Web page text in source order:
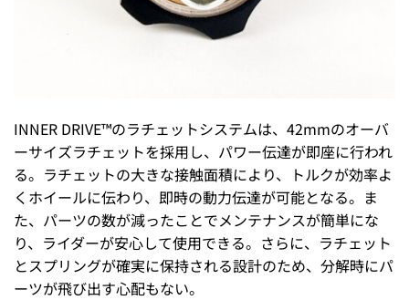
INNER DRIVE™のラチェットシステムは、42mmのオーバ
ーサイズラチェットを採用し、パワー伝達が即座に行われ
る。ラチェットの大きな接触面積により、トルクが効率よ
くホイールに伝わり、即時の動力伝達が可能となる。ま
た、パーツの数が減ったことでメンテナンスが簡単にな
り、ライダーが安心して使用できる。さらに、ラチェット
とスプリングが確実に保持される設計のため、分解時にパ
ーツが飛び出す心配もない。